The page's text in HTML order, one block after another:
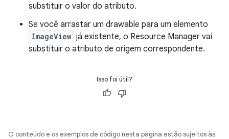
substituir o valor do atributo.
Se você arrastar um drawable para um elemento
ImageView já existente, o Resource Manager vai
substituir o atributo de origem correspondente.
Isso foi útil?
O conteúdo e os exemplos de código nesta página estão sujeitos às